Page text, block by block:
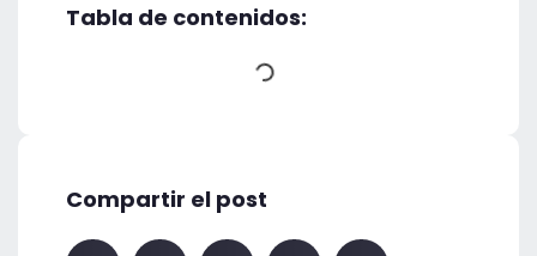
Tabla de contenidos:
Compartir el post